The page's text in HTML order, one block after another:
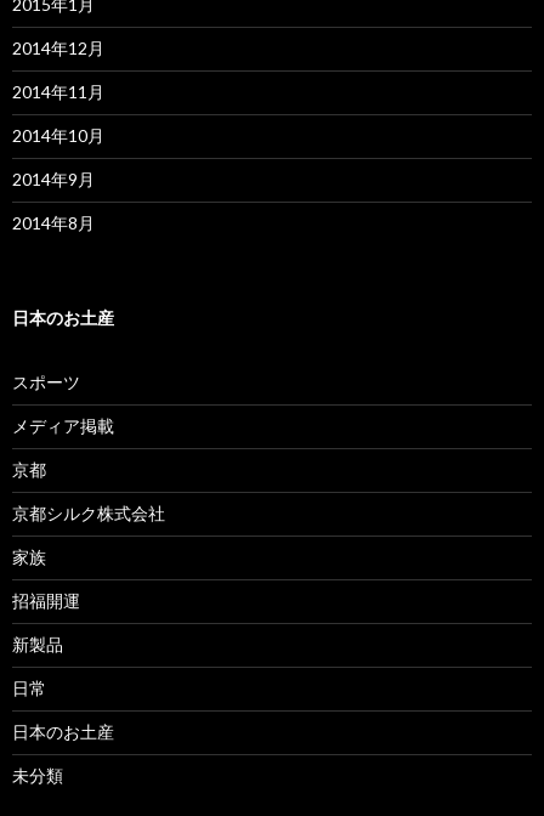
2015年1月
2014年12月
2014年11月
2014年10月
2014年9月
2014年8月
日本のお土産
スポーツ
メディア掲載
京都
京都シルク株式会社
家族
招福開運
新製品
日常
日本のお土産
未分類